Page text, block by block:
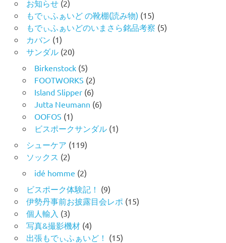
お知らせ(2)
もでぃふぁいど の靴棚(読み物) (15)
もでぃふぁいどのいまさら銘品考察 (5)
カバン (1)
サンダル(20)
Birkenstock(5)
FOOTWORKS (2)
Island Slipper(6)
Jutta Neumann (6)
OOFOS (1)
ビスポークサンダル(1)
シューケア (119)
ソックス (2)
idé homme (2)
ビスポーク体験記！ (9)
伊勢丹事前お披露目会レポ (15)
個人輸入 (3)
写真&撮影機材(4)
出張もでぃふぁいど！ (15)